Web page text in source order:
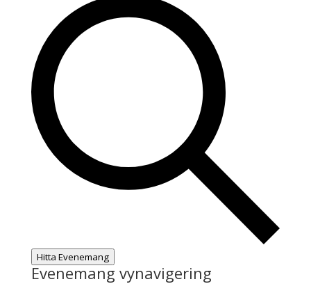
Hitta Evenemang
Evenemang vynavigering